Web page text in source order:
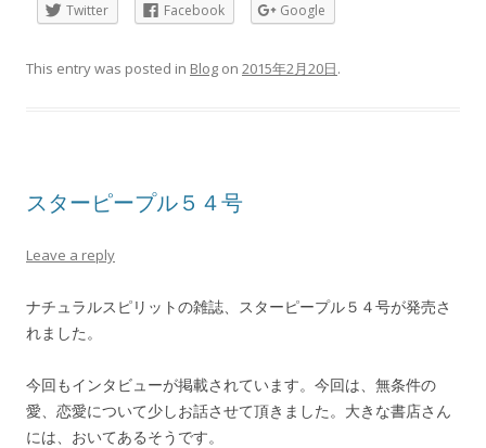
Twitter
Facebook Google
This entry was posted in Blog on 2015年2月20日.
スターピープル５４号
Leave a reply
ナチュラルスピリットの雑誌、スターピープル５４号が発売さ
れました。
今回もインタビューが掲載されています。今回は、無条件の
愛、恋愛について少しお話させて頂きました。大きな書店さん
には、おいてあるそうです。